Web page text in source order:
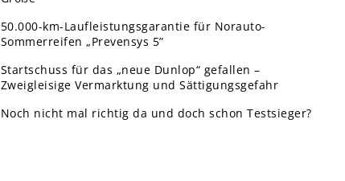
50.000-km-Laufleistungsgarantie für Norauto-
Sommerreifen „Prevensys 5”
Startschuss für das „neue Dunlop“ gefallen –
Zweigleisige Vermarktung und Sättigungsgefahr
Noch nicht mal richtig da und doch schon Testsieger?